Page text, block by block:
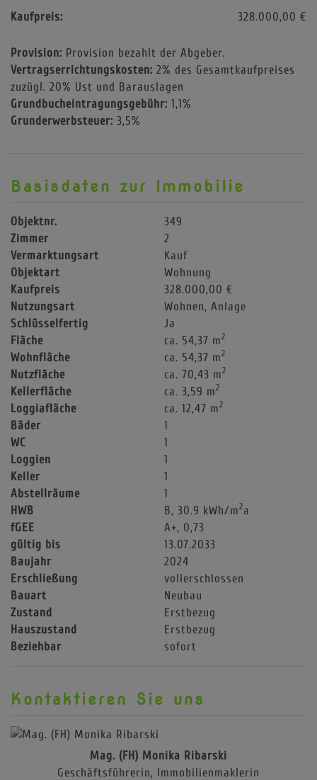
Kaufpreis: 328.000,00 €
Provision: Provision bezahlt der Abgeber.
Vertragserrichtungskosten: 2% des Gesamtkaufpreises
zuzügl. 20% Ust und Barauslagen
Grundbucheintragungsgebühr: 1,1%
Grunderwerbsteuer: 3,5%
Basisdaten zur Immobilie
Objektnr.
349
Zimmer
2
Vermarktungsart
Kauf
Objektart
Wohnung
Kaufpreis
328.000,00 €
Nutzungsart
Wohnen Anlage
Schlüsselfertig
Ja
Fläche
ca. 54,37 m2
Wohnfläche ca. 54,37 m2
Nutzfläche ca. 70,43 m2
Kellerfläche ca. 3,59 m2
Loggiafläche ca. 12,47 m2
Bäder
1
WC
1
Loggien
1
Keller
1
Abstellräume
1
HWB
B, 30.9 kWh/m2a
fGEE
A+, 0,73
gültig bis
13.07.2033
Baujahr
2024
Erschließung
vollerschlossen
Bauart
Neubau
Zustand
Erstbezug
Hauszustand
Erstbezug
Beziehbar
sofort
Kontaktieren Sie uns
Mag. (FH) Monika Ribarski
Geschäftsführerin, Immobilienmaklerin